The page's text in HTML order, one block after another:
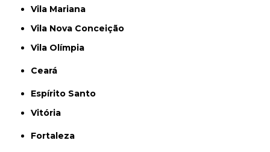
Vila Mariana
Vila Nova Conceição
Vila Olímpia
Ceará
Espírito Santo
Vitória
Fortaleza